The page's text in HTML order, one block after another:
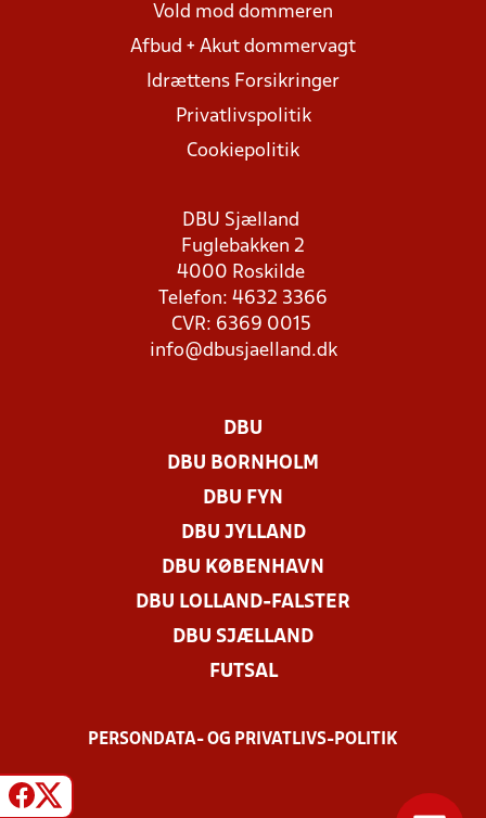
Vold mod dommeren
Afbud + Akut dommervagt
Idrættens Forsikringer
Privatlivspolitik
Cookiepolitik
DBU Sjælland
Fuglebakken 2
4000 Roskilde
Telefon: 4632 3366
CVR: 6369 0015
info@dbusjaelland.dk
DBU
DBU BORNHOLM
DBU FYN
DBU JYLLAND
DBU KØBENHAVN
DBU LOLLAND-FALSTER
DBU SJÆLLAND
FUTSAL
PERSONDATA- OG PRIVATLIVS-POLITIK